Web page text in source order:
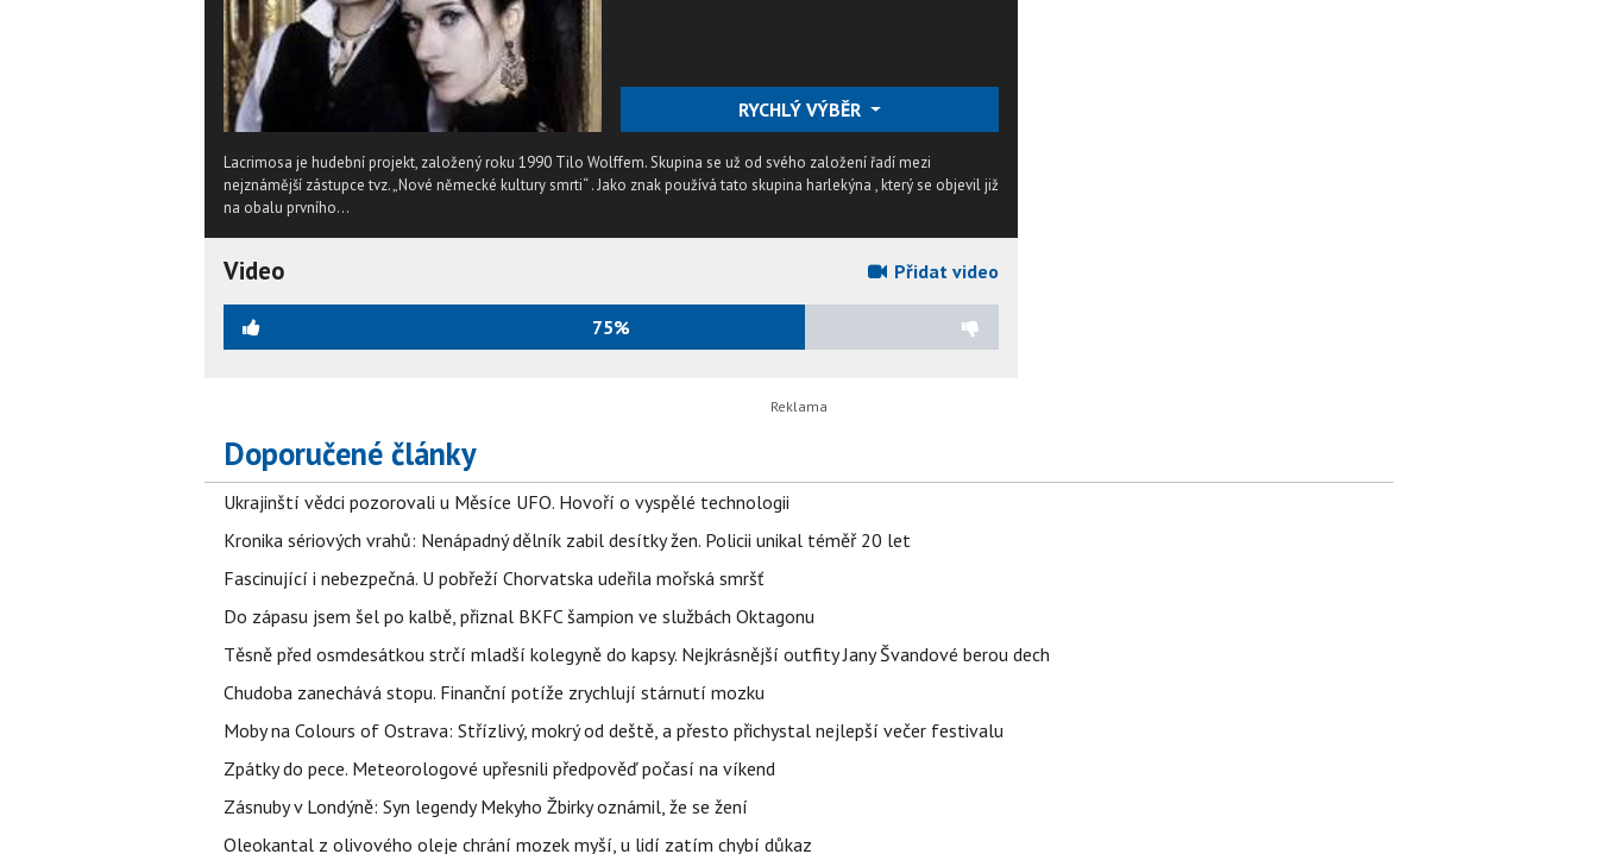
RYCHLÝ VÝBĚR
Lacrimosa je hudební projekt, založený roku 1990 Tilo Wolffem. Skupina se už od svého založení řadí mezi
nejznámější zástupce tvz. „Nové německé kultury smrti“ . Jako znak používá tato skupina harlekýna , který se objevil již
na obalu prvního...
Video Přidat video
75%
Doporučené články
Ukrajinští vědci pozorovali u Měsíce UFO. Hovoří o vyspělé technologii
Kronika sériových vrahů: Nenápadný dělník zabil desítky žen. Policii unikal téměř 20 let
Fascinující i nebezpečná. U pobřeží Chorvatska udeřila mořská smršť
Do zápasu jsem šel po kalbě, přiznal BKFC šampion ve službách Oktagonu
Těsně před osmdesátkou strčí mladší kolegyně do kapsy. Nejkrásnější outfity Jany Švandové berou dech
Chudoba zanechává stopu. Finanční potíže zrychlují stárnutí mozku
Moby na Colours of Ostrava: Střízlivý, mokrý od deště, a přesto přichystal nejlepší večer festivalu
Zpátky do pece. Meteorologové upřesnili předpověď počasí na víkend
Zásnuby v Londýně: Syn legendy Mekyho Žbirky oznámil, že se žení
Oleokantal z olivového oleje chrání mozek myší, u lidí zatím chybí důkaz